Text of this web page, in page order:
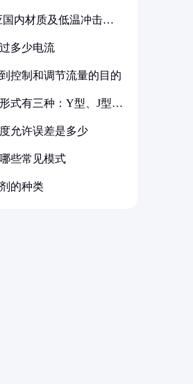
国内材质及低温冲击要
多少电流
控制和调节流量的目的
式有三种：Y型、J型、
允许误差是多少
些常见模式
的种类